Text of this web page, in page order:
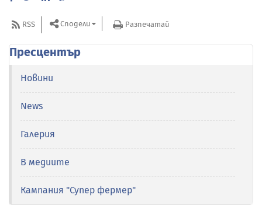
RSS Сподели Разпечатай
Пресцентър
Новини
News
Галерия
В медиите
Кампания "Супер фермер"